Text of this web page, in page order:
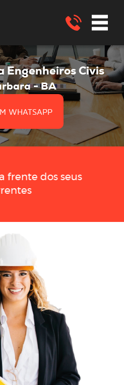
Engenheiros Civis
- BA
WHATSAPP
frente dos seus